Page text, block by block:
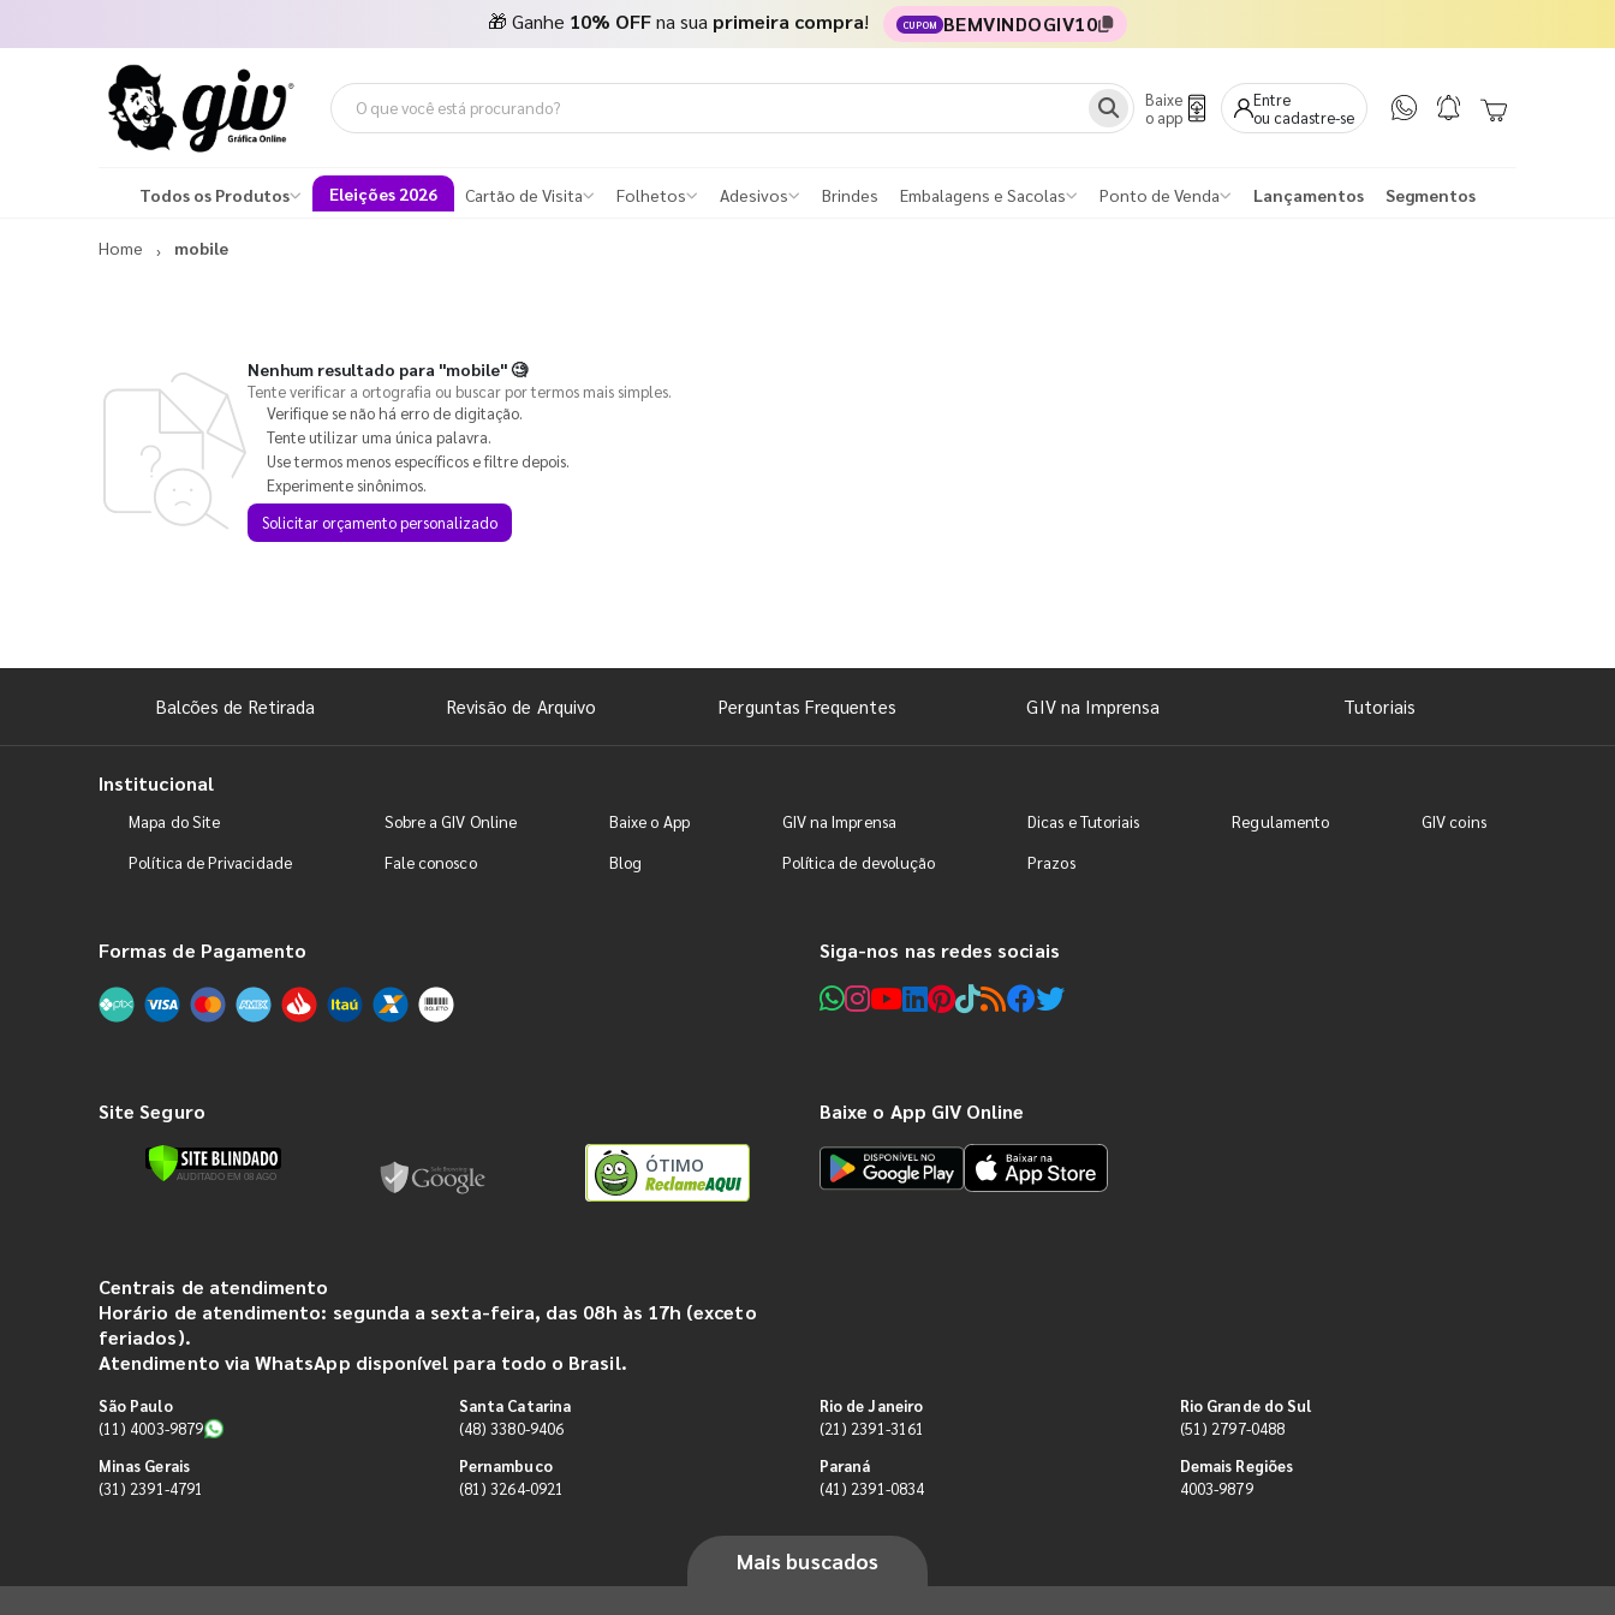
🎁 Ganhe 10% OFFna sua primeira compra! CUPOM BEMVINDOGIV10
Baixe
o app
Entre
ou cadastre-se
Todos os Produtos Eleições 2026 Cartão de Visita Folhetos Adesivos Brindes Embalagens e Sacolas Ponto de Venda Lançamentos Segmentos
Home mobile
Nenhum resultado para "mobile"🧐
Tente verificar a ortografia ou buscar por termos mais simples.
Verifique se não há erro de digitação.
Tente utilizar uma única palavra.
Use termos menos específicos e filtre depois.
Experimente sinônimos.
Solicitar orçamento personalizado
Balcões de Retirada Revisão de Arquivo Perguntas Frequentes GIV na Imprensa Tutoriais
Institucional
Mapa do Site Sobre a GIV Online Baixe o App GIV na Imprensa Dicas e Tutoriais Regulamento
GIV coins
Política de Privacidade
Fale conosco Blog Política de devolução Prazos
Formas de Pagamento Siga-nos nas redes sociais
Site Seguro
ÓTIMO
Baixe o App GIV Online
Centrais de atendimento
Horário de atendimento: segunda a sexta-feira, das 08h às 17h (exceto
feriados).
Atendimento via WhatsApp disponível para todo o Brasil.
São Paulo
(11) 4003-9879
Minas Gerais
(31) 2391-4791
Santa Catarina
(48) 3380-9406
Pernambuco
(81) 3264-0921
Rio de Janeiro
(21) 2391-3161
Paraná
(41) 2391-0834
Rio Grande do Sul
(51) 2797-0488
Demais Regiões
4003-9879
Mais buscados